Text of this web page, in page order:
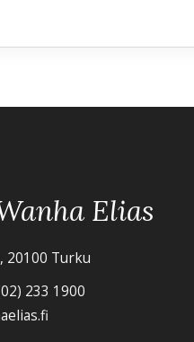
Elias
20100 Turku
233 1900